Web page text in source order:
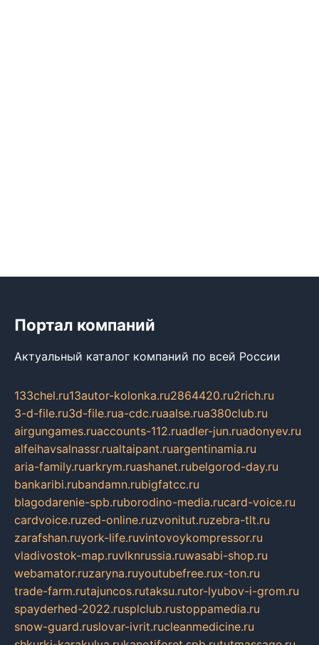
Портал компаний
Актуальный каталог компаний по всей России
133chel.ru13autor-kolonka.ru2864420.ru2rich.ru
3-d-file.ru3d-file.rua-cdc.ruaalse.rua380club.ru
airgungames.ruaccounts-112.ruadler-jun.ruadonyev.ru
alfeihavsalnassr.rualtaipant.ruargentinamia.ru
aria-family.ruarkrym.ruashanet.rubelgorod-day.ru
bankaribi.rubandamn.rubigfatcc.ru
blagodarenie-spb.ruborodino-media.rucard-voice.ru
cardvoice.ruzed-online.ruzvonitut.ruzebra-tlt.ru
zarafshan.ruyork-life.ruvintovoykompressor.ru
vladivostok-map.ruvlknrussia.ruwasabi-shop.ru
webamator.ruzaryna.ruyoutubefree.rux-ton.ru
trade-farm.rutajuncos.rutaksu.rutor-lyubov-i-grom.ru
spayderhed-2022.rusplclub.rustoppamedia.ru
snow-guard.ruslovar-ivrit.rucleanmedicine.ru